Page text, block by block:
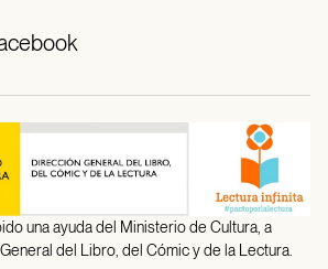
una ayuda del Ministerio de Cultura, a
del Libro, del Cómic y de la Lectura.